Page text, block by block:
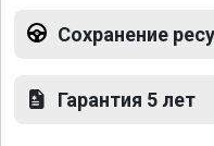
Сохранение
Гарантия 5 лет